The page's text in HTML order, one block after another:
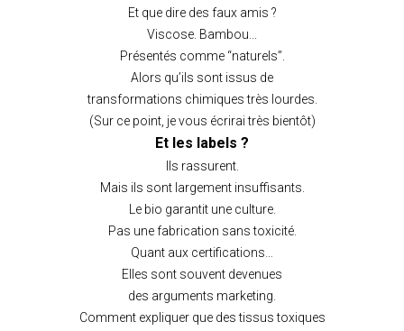
Et que dire des faux amis ?
Viscose. Bambou...
Présentés comme “naturels”.
Alors qu’ils sont issus de
transformations chimiques très lourdes.
(Sur ce point, je vous écrirai très bientôt)
Et les labels ?
Ils rassurent.
Mais ils sont largement insuffisants.
Le bio garantit une culture.
Pas une fabrication sans toxicité.
Quant aux certifications…
Elles sont souvent devenues
des arguments marketing.
Comment expliquer que des tissus toxiques